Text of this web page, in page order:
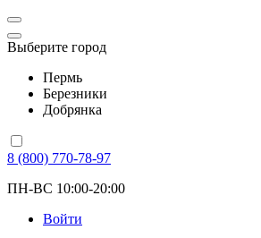
Выберите город
Пермь
Березники
Добрянка
8 (800) 770-78-97
ПН-ВС 10:00-20:00
Войти